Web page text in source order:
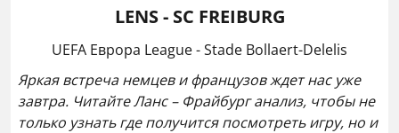
LENS - SC FREIBURG
UEFA Евроpa League - Stade Bollaert-Delelis
Яркая встреча немцев и французов ждет нас уже
завтра. Читайте Ланс – Фрайбург анализ, чтобы не
только узнать где получится посмотреть игру, но и